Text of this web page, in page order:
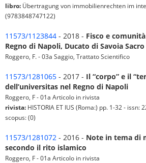
libro: Übertragung von immobilienrechten im
(9783848747122)
11573/1123844 - 2018 - Fisco e
Regno di Napoli, Ducato di Savoia
Roggero, F. - 03a Saggio, Trattato Scientifico
11573/1281065 - 2017 - Il “corpo” e il
dell’universitas nel Regno di Napoli
Roggero, F - 01a Articolo in rivista
rivista: HISTORIA ET IUS (Roma:) pp. 1-32 - issn:
scopus: (0)
11573/1281072 - 2016 - Note in tema di
secondo il rito islamico
Roggero, F - 01a Articolo in rivista